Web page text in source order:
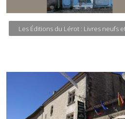
Les Éditions du Lérot : Livres neufs